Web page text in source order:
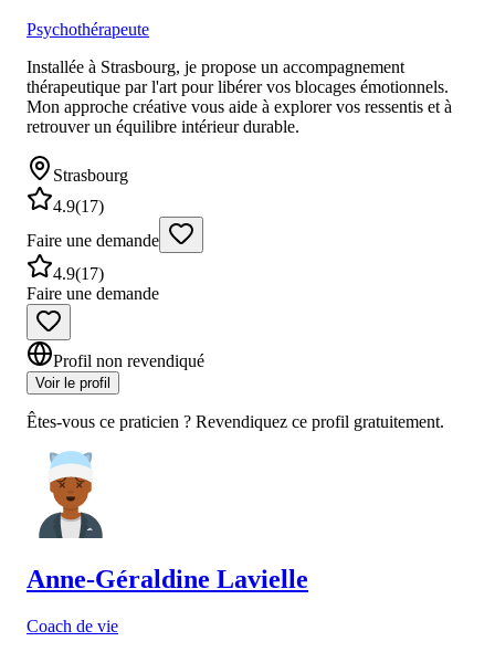
Psychothérapeute
Installée à Strasbourg, je propose un accompagnement
thérapeutique par l'art pour libérer vos blocages émotionnels.
Mon approche créative vous aide à explorer vos ressentis et à
retrouver un équilibre intérieur durable.
Strasbourg
4.9(17)
Faire une demande
4.9(17)
Faire une demande
Profil non revendiqué
Voir le profil
Êtes-vous ce praticien ? Revendiquez ce profil gratuitement.
Anne-Géraldine Lavielle
Coach de vie